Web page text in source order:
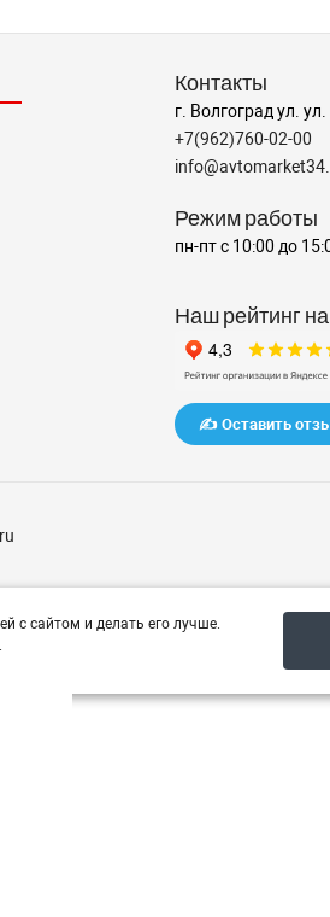
Контакты
г. Волгоград ул.
+7(962)760-02-00
Режим работы
пн-пт с 10:00 до
Наш рейтинг
✍️ Оставить
с сайтом и делать его лучше.